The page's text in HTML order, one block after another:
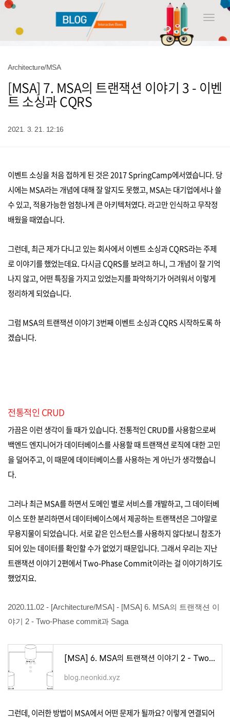
Toggle
Architecture/MSA
[MSA] 7. MSA의 트랜잭션 이야기 3 - 이벤
트 소싱과 CQRS
2021. 3. 21. 12:16
이벤트 소싱을 처음 접하게 된 것은 2017 SpringCamp에서였습니다. 당
시에는 MSA라는 개념에 대해 잘 알지도 못했고, MSA는 대기업에서나 쓸
수 있고, 적용가능한 엄청나게 큰 아키텍처였다. 라고만 인식하고 무작정
배웠을 때였습니다.
그런데, 최근 제가 다니고 있는 회사에서 이벤트 소싱과 CQRS라는 주제
로 이야기를 했었는데요. 다시금 CQRS를 보려고 하니, 그 개념이 잘 기억
나지 않고, 어떤 특징을 가지고 있었는지를 파악하기가 어려워서 이렇게
정리하게 되었습니다.
그럼 MSA의 트랜잭션 이야기 3번째 이벤트 소싱과 CQRS 시작하도록 하
겠습니다.
전통적인 CRUD
가끔은 이런 생각이 들 때가 있습니다. 전통적인 CRUD를 사용함으로써
백엔드 엔지니어가 데이터베이스를 사용할 때 트랜잭션 로직에 대한 고민
을 덜어주고, 이 때문에 데이터베이스를 사용하는 게 아닌가 생각했습니
다.
그러나 최근 MSA를 하면서 도메인 별로 서비스를 개발하고, 그 데이터베
이스 또한 분리하면서 데이터베이스에서 제공하는 트랜잭션은 그야말로
무용지물이 되었습니다. 서로 같은 인스턴스를 사용하지 않다보니 참조가
되어 있는 데이터를 확인할 수가 없었기 때문입니다. 그래서 우리는 지난
트랜잭션 이야기 2편에서 Two-Phase Commit이라는 걸 이야기하기도
했었지요.
2020.11.02 - [Architecture/MSA] - [MSA] 6. MSA의 트랜잭션 이
야기 2 - Two-Phase commit과 Saga
[MSA] 6. MSA의 트랜잭션 이야기 2 - Two-Phase commit과 Saga
blog.neonkid.xyz
그런데, 이러한 방법이 MSA에서 어떤 문제가 될까요? 이렇게 연결되어